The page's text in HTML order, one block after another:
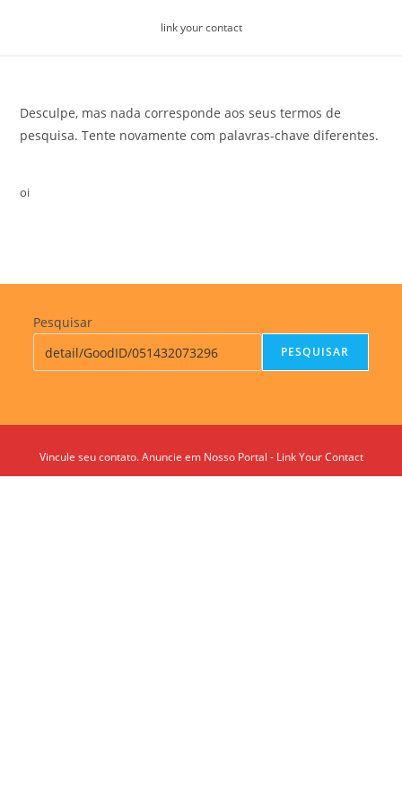
link your contact
Desculpe, mas nada corresponde aos seus termos de
pesquisa. Tente novamente com palavras-chave diferentes.
oi
Pesquisar
PESQUISAR
Vincule seu contato. Anuncie em Nosso Portal - Link Your Contact